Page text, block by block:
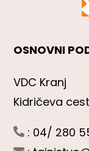
OSNOVNI
VDC Kranj
Kidričeva
: 04/ 280